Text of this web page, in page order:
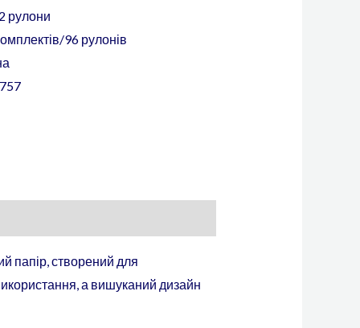
рулони
96 рулонів
папір, створений для
а вишуканий дизайн